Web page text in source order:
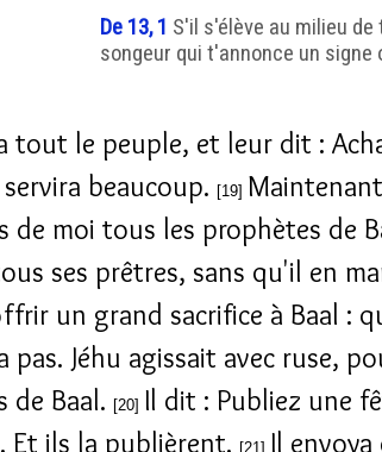
De 13, 1 S'il s'élève au milieu
songeur qui t'annonce un signe
tout le peuple, et leur dit :
beaucoup. [19] Maintenant
de moi tous les prophètes de
ses prêtres, sans qu'il en
un grand sacrifice à Baal :
pas. Jéhu agissait avec ruse,
de Baal. [20] Il dit : Publiez une
Et ils la publièrent. [21] Il envoya